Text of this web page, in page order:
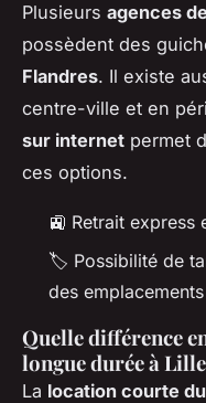
Plusieurs agences
possèdent des
Flandres. Il existe
centre-ville et en
sur internet permet
ces options.
🚉 Retrait express
🏷️ Possibilité de
des emplacements
Quelle différence
longue durée à Lille
La location courte